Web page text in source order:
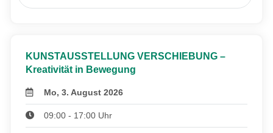
KUNSTAUSSTELLUNG VERSCHIEBUNG –
Kreativität in Bewegung
Mo, 3. August 2026
09:00 - 17:00 Uhr